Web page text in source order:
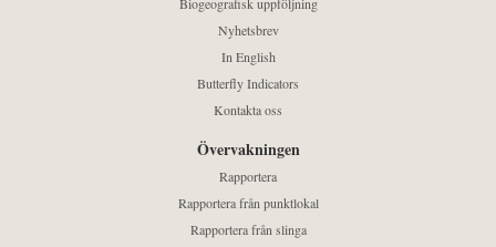
Nyhetsbrev
In English
Butterfly Indicators
Kontakta oss
Övervakningen
Rapportera
Rapportera från punktlokal
Rapportera från slinga